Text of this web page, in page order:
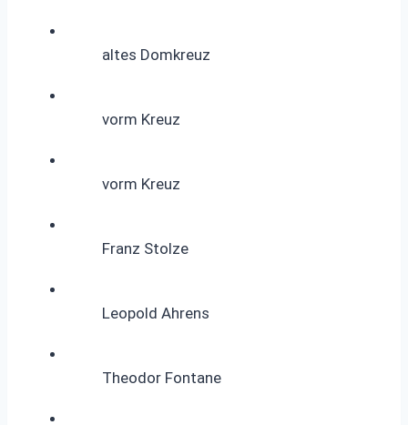
altes Domkreuz
vorm Kreuz
vorm Kreuz
Franz Stolze
Leopold Ahrens
Theodor Fontane